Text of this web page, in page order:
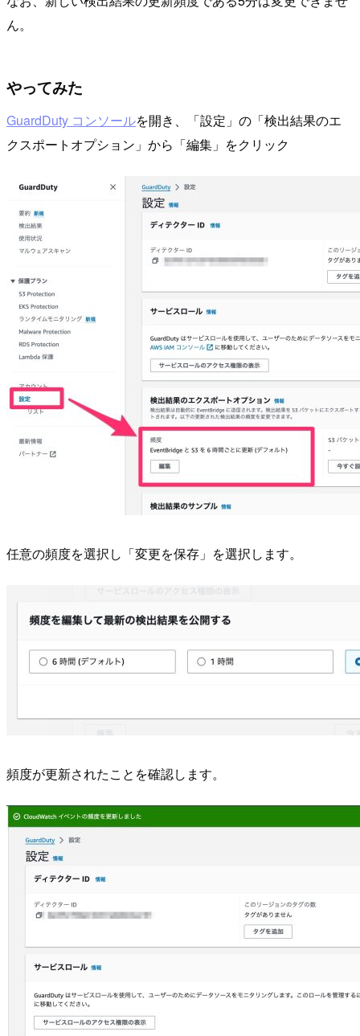
ん。
やってみた
GuardDuty コンソールを開き、「設定」の「検出結果のエ
クスポートオプション」から「編集」をクリック
任意の頻度を選択し「変更を保存」を選択します。
頻度が更新されたことを確認します。